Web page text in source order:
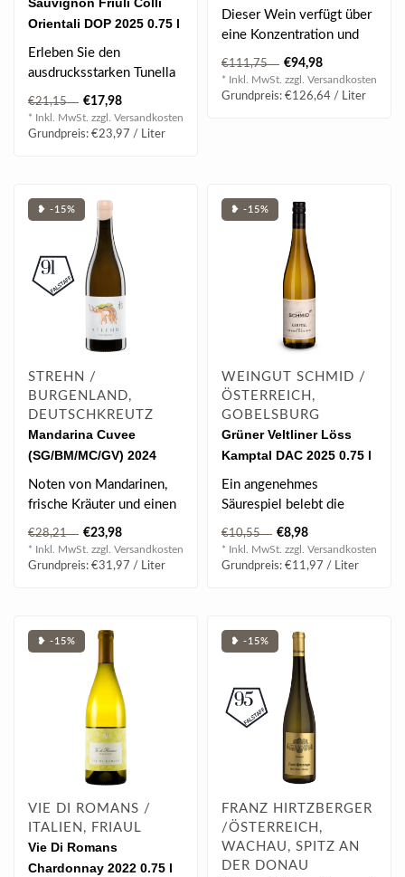
Orientali DOP 2025 0.75 l
Erleben Sie den
ausdrucksstarken Tunella
Sauvignon mit intensiven
Aromen und ein..
€21,15 €17,98
* Inkl. MwSt. zzgl. Versandkosten
Grundpreis: €23,97 / Liter
Dieser Wein verfügt über
eine Konzentration und
Dichte, wie sie nur sehr
alte ..
€111,75 €94,98
* Inkl. MwSt. zzgl. Versandkosten
Grundpreis: €126,64 / Liter
❥ -15%
STREHN /
BURGENLAND,
DEUTSCHKREUTZ
Mandarina Cuvee
(SG/BM/MC/GV) 2024
0.75 l
Noten von Mandarinen,
frische Kräuter und einen
Hauch von Salzkaramell...
€28,21 €23,98
* Inkl. MwSt. zzgl. Versandkosten
Grundpreis: €31,97 / Liter
❥ -15%
WEINGUT SCHMID /
ÖSTERREICH,
GOBELSBURG
Grüner Veltliner Löss
Kamptal DAC 2025 0.75 l
Ein angenehmes
Säurespiel belebt die
Aromen von frischem
Apfel und einem Hauch ..
€10,55 €8,98
* Inkl. MwSt. zzgl. Versandkosten
Grundpreis: €11,97 / Liter
❥ -15%
VIE DI ROMANS /
ITALIEN, FRIAUL
Vie Di Romans
Chardonnay 2022 0.75 l
❥ -15%
FRANZ HIRTZBERGER
/ÖSTERREICH,
WACHAU, SPITZ AN
DER DONAU